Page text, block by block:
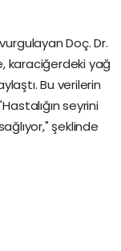
Doç. Dr.
karaciğerdeki yağ
Bu verilerin
seyrini
şeklinde